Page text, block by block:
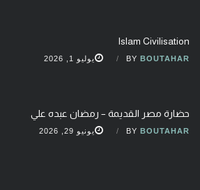
Islam Civilisation
BY BOUTAHAR يوليو 1, 2026
حضارة مصر القديمة – رمضان عبده علي
BY BOUTAHAR يونيو 29, 2026